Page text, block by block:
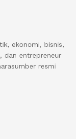
ekonomi, bisnis,
dan entrepreneur
resmi